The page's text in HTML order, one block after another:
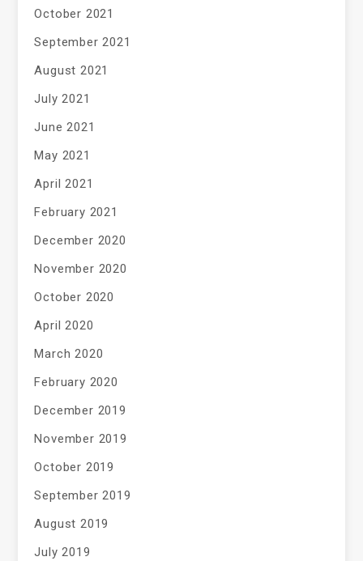
October 2021
September 2021
August 2021
July 2021
June 2021
May 2021
April 2021
February 2021
December 2020
November 2020
October 2020
April 2020
March 2020
February 2020
December 2019
November 2019
October 2019
September 2019
August 2019
July 2019